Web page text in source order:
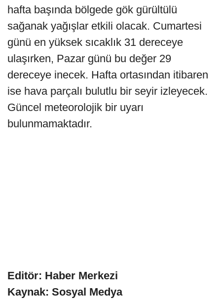
hafta başında bölgede gök gürültülü
sağanak yağışlar etkili olacak. Cumartesi
günü en yüksek sıcaklık 31 dereceye
ulaşırken, Pazar günü bu değer 29
dereceye inecek. Hafta ortasından itibaren
ise hava parçalı bulutlu bir seyir izleyecek.
Güncel meteorolojik bir uyarı
bulunmamaktadır.
Editör: Haber Merkezi
Kaynak: Sosyal Medya